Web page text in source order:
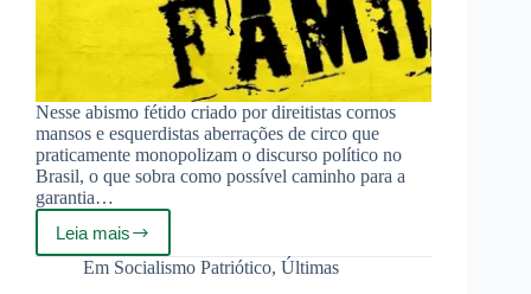
Nesse abismo fétido criado por direitistas cornos
mansos e esquerdistas aberrações de circo que
praticamente monopolizam o discurso político no
Brasil, o que sobra como possível caminho para a
garantia…
Leia mais
Pátria,
socialismo
Em Socialismo Patriótico,Últimas